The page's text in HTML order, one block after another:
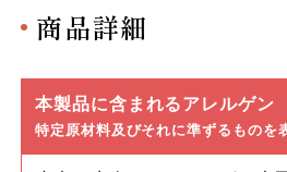
商品詳細
本製品に含まれるアレルゲン
特定原材料及びそれに準ずるものを